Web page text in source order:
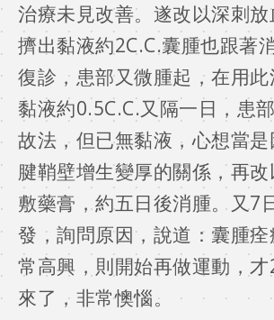
治療未見改善。遂改以深刺放
擠出黏液約2C.C.囊腫也跟著
復診，患部又微腫起，在用此
黏液約0.5C.C.又隔一日，患
故法，但已無黏液，心想當是
腱鞘壁增生變厚的關係，再
敷藥膏，約五日後消腫。又7
發，詢問原因，說道：囊腫
常高興，則開始再做運動，
來了，非常懊惱。